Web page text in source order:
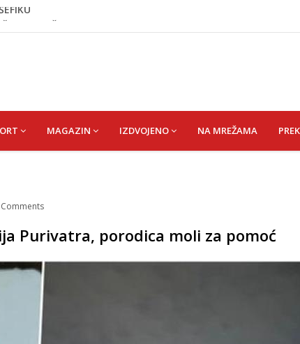
AJIŠA
VIP događaja građanima
MAGAZIN IZDVOJENO NA MREŽAMA
Comments
Purivatra, porodica moli za pomoć